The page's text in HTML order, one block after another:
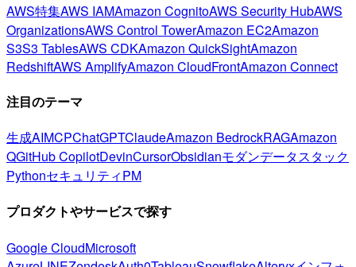
AWS特集AWS IAMAmazon CognitoAWS Security HubAWS
OrganizationsAWS Control TowerAmazon EC2Amazon
S3S3 TablesAWS CDKAmazon QuickSightAmazon
RedshiftAWS AmplifyAmazon CloudFrontAmazon Connect
注目のテーマ
生成AIMCPChatGPTClaudeAmazon BedrockRAGAmazon
QGitHub CopilotDevinCursorObsidianモダンデータスタック
PythonセキュリティPM
プロダクトやサービスで探す
Google CloudMicrosoft